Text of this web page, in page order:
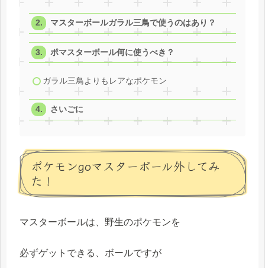
マスターボールガラル三鳥で使うのはあり？
ポマスターボール何に使うべき？
ガラル三鳥よりもレアなポケモン
さいごに
ポケモンgoマスターボール外してみ
た！
マスターボールは、野生のポケモンを
必ずゲットできる、ボールですが